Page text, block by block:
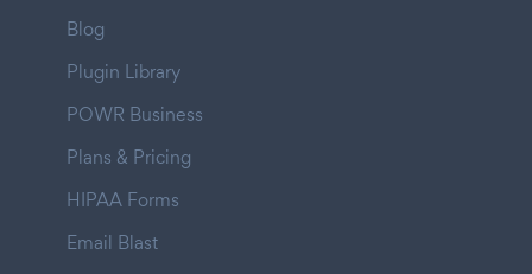
Blog
Plugin Library
POWR Business
Plans & Pricing
HIPAA Forms
Email Blast